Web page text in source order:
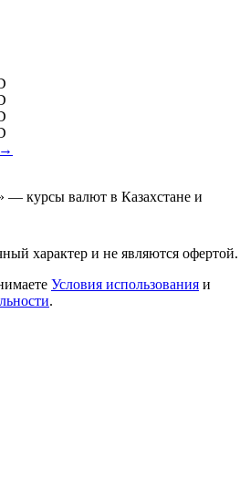
курсы валют в Казахстане и
характер и не являются офертой.
Условия использования и
.